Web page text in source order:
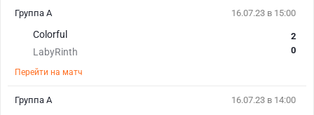
16.07.23 в 15:00
Colorful
LabyRinth
2
0
Перейти на матч
Группа А
16.07.23 в 14:00
Группа А